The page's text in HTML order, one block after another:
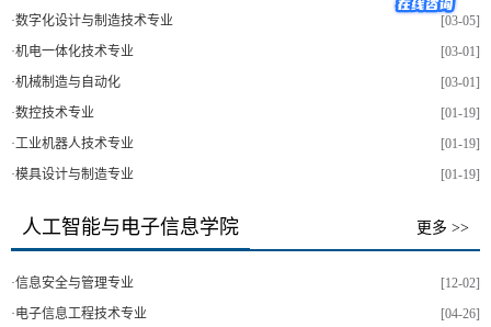
[03-05]
·数字化设计与制造技术专业
[03-01]
·机电一体化技术专业
[03-01]
·机械制造与自动化
[01-19]
·数控技术专业
[01-19]
·工业机器人技术专业
[01-19]
·模具设计与制造专业
人工智能与电子信息学院 更多 >>
[12-02]
·信息安全与管理专业
[04-26]
·电子信息工程技术专业